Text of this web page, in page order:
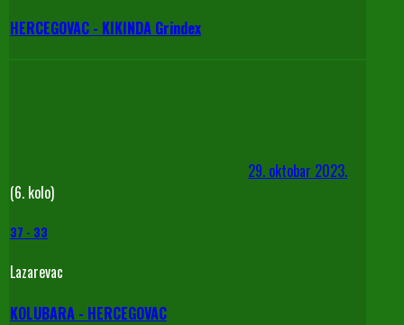
HERCEGOVAC - KIKINDA Grindex
29. oktobar 2023.
(6. kolo)
37 - 33
Lazarevac
KOLUBARA - HERCEGOVAC